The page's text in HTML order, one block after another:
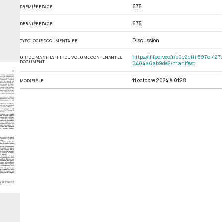
PREMIÈRE PAGE 675
DERNIÈRE PAGE 675
TYPOLOGIE DOCUMENTAIRE Discussion
URI DU MANIFEST IIIF DU VOLUME CONTENANT LE
DOCUMENT
https://iiif.persee.fr/b0e2cf11-597c-
3404a6ab9de2/manifest
MODIFIÉ LE 11 octobre 2024 à 01:28